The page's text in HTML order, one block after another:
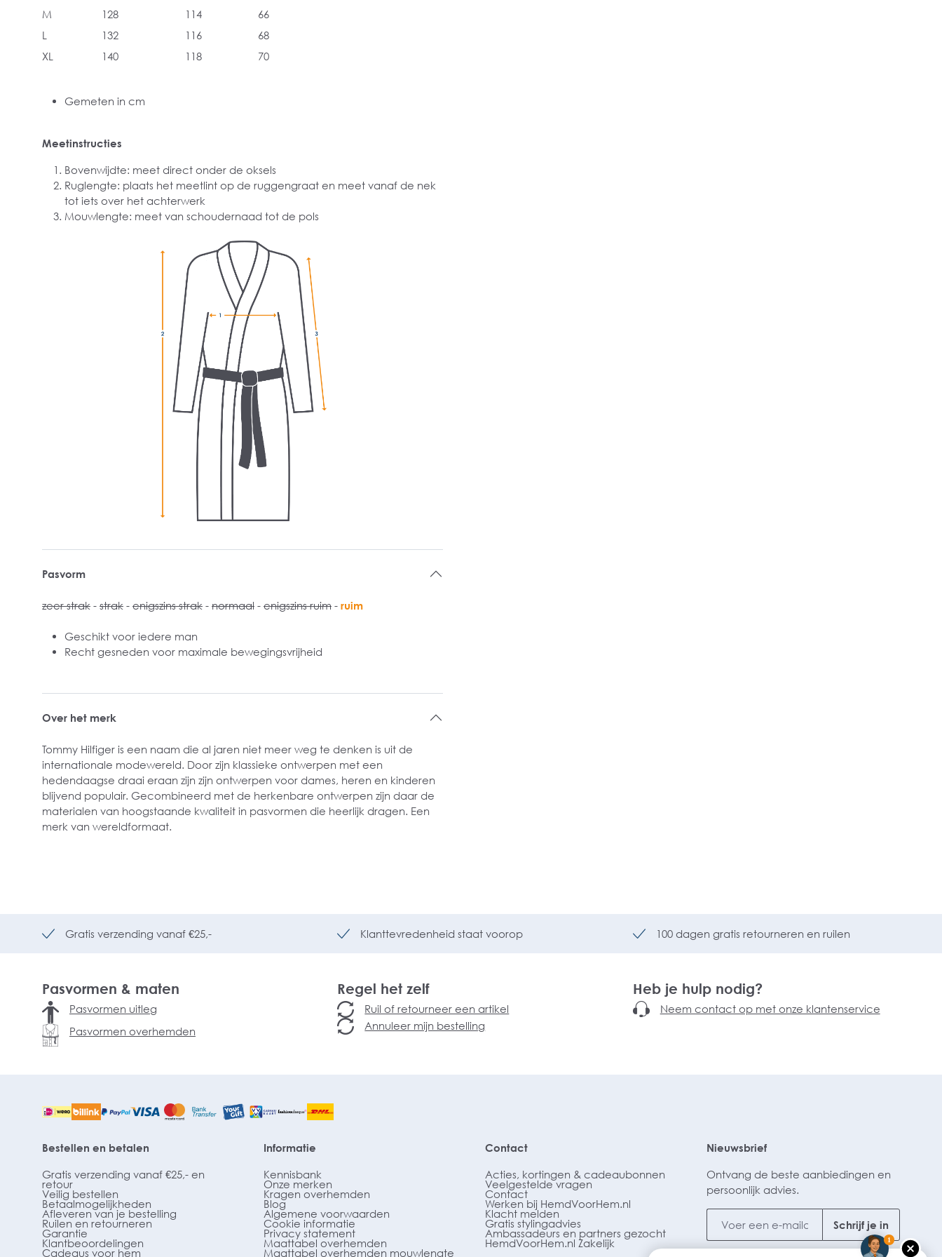
M 128 114
66
L
132 116
68
XL
140 118 70
Gemeten in cm
Meetinstructies
Bovenwijdte: meet direct onder de oksels
Ruglengte: plaats het meetlint op de ruggengraat en meet vanaf de nek
tot iets over het achterwerk
Mouwlengte: meet van schoudernaad tot de pols
Pasvorm
zeer strak - strak - enigszins strak - normaal - enigszins ruim - ruim
Geschikt voor iedere man
Recht gesneden voor maximale bewegingsvrijheid
Over het merk
Tommy Hilfiger is een naam die al jaren niet meer weg te denken is uit de
internationale modewereld. Door zijn klassieke ontwerpen met een
hedendaagse draai eraan zijn zijn ontwerpen voor dames, heren en kinderen
blijvend populair. Gecombineerd met de herkenbare ontwerpen zijn daar de
materialen van hoogstaande kwaliteit in pasvormen die heerlijk dragen. Een
merk van wereldformaat.
Gratis verzending vanaf €25,- Klanttevredenheid staat voorop 100 dagen gratis retourneren en ruilen
Pasvormen & maten
Pasvormen uitleg
Pasvormen overhemden
Regel het zelf
Ruil of retourneer een artikel
Annuleer mijn bestelling
Heb je hulp nodig?
Neem contact op met onze klantenservice
Bestellen en betalen
Gratis verzending vanaf €25,- en
retour
Veilig bestellen
Betaalmogelijkheden
Afleveren van je bestelling
Ruilen en retourneren
Garantie
Klantbeoordelingen
Cadeaus voor hem
Informatie
Kennisbank
Onze merken
Kragen overhemden
Blog
Algemene voorwaarden
Cookie informatie
Privacy statement
Maattabel overhemden
Maattabel overhemden mouwlengte
Contact
Acties, kortingen & cadeaubonnen
Veelgestelde vragen
Contact
Werken bij HemdVoorHem.nl
Klacht melden
Gratis stylingadvies
Ambassadeurs en partners gezocht
HemdVoorHem.nl Zakelijk
Nieuwsbrief
Ontvang de beste aanbiedingen en
persoonlijk advies.
Schrijf je in
1